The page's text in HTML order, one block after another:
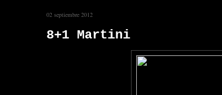
02 septiembre 2012
8+1 Martini